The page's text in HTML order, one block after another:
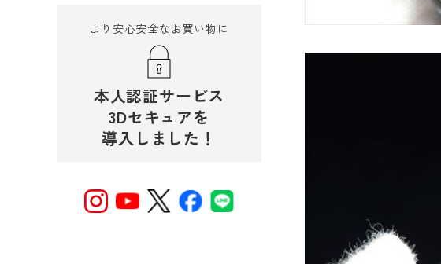
より安心安全なお買い物に
本人認証サービス
3Dセキュアを
導入しました！